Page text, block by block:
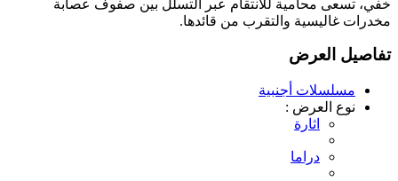
خفي، تسعى محامية للانتقام عبر التسلل بين صفوف عصابة
مخدرات غاليسية والتقرب من قائدها.
تفاصيل العرض
مسلسلات أجنبية
نوع العرض :
اثارة
دراما